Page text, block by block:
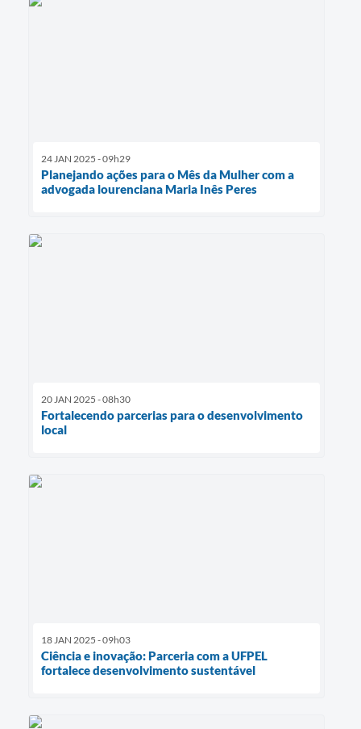
24 JAN 2025 - 09h29
Planejando ações para o Mês da Mulher com a
advogada lourenciana Maria Inês Peres
20 JAN 2025 - 08h30
Fortalecendo parcerias para o desenvolvimento
local
18 JAN 2025 - 09h03
Ciência e inovação: Parceria com a UFPEL
fortalece desenvolvimento sustentável